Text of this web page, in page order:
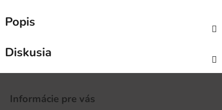
Popis
Diskusia
Informácie pre vás